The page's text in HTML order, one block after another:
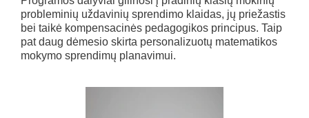
probleminių uždavinių sprendimo klaidas, jų priežastis
bei taikė kompensacinės pedagogikos principus. Taip
pat daug dėmesio skirta personalizuotų matematikos
mokymo sprendimų planavimui.